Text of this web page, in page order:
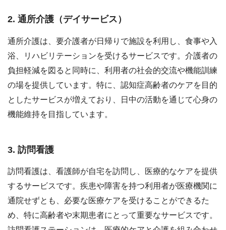
2. 通所介護（デイサービス）
通所介護は、要介護者が日帰りで施設を利用し、食事や入
浴、リハビリテーションを受けるサービスです。介護者の
負担軽減を図ると同時に、利用者の社会的交流や機能訓練
の場を提供しています。特に、認知症高齢者のケアを目的
としたサービスが増えており、日中の活動を通じて心身の
機能維持を目指しています。
3. 訪問看護
訪問看護は、看護師が自宅を訪問し、医療的なケアを提供
するサービスです。疾患や障害を持つ利用者が医療機関に
通院せずとも、必要な医療ケアを受けることができるた
め、特に高齢者や末期患者にとって重要なサービスです。